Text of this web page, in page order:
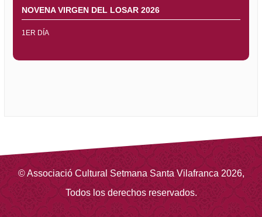
NOVENA VIRGEN DEL LOSAR 2026
1ER DÍA
©Associació Cultural Setmana Santa Vilafranca 2026,
Todos los derechos reservados.